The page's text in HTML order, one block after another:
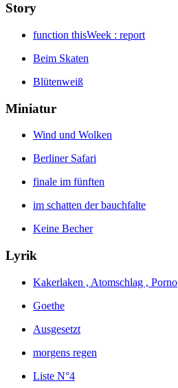
Story
function thisWeek : report
Beim Skaten
Blütenweiß
Miniatur
Wind und Wolken
Berliner Safari
finale im fünften
im schatten der bauchfalte
Keine Becher
Lyrik
Kakerlaken , Atomschlag , Porno
Goethe
Ausgesetzt
morgens regen
Liste N°4